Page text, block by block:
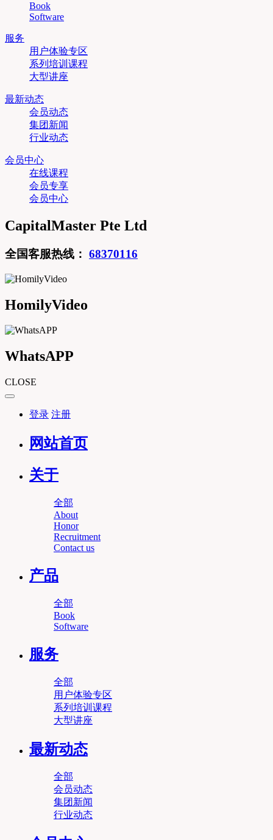
Book
Software
服务
用户体验专区
系列培训课程
大型讲座
最新动态
会员动态
集团新闻
行业动态
会员中心
在线课程
会员专享
会员中心
CapitalMaster Pte Ltd
全国客服热线： 68370116
HomilyVideo
WhatsAPP
CLOSE
登录 注册
网站首页
关于
全部
About
Honor
Recruitment
Contact us
产品
全部
Book
Software
服务
全部
用户体验专区
系列培训课程
大型讲座
最新动态
全部
会员动态
集团新闻
行业动态